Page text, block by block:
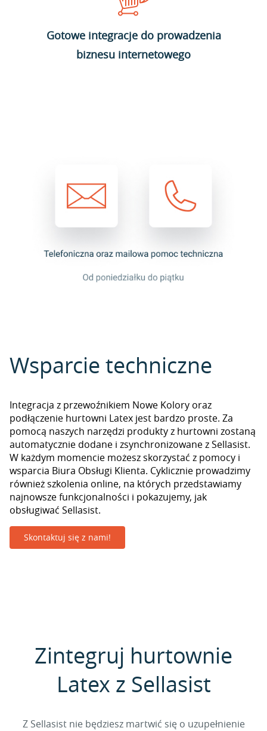
Gotowe integracje do prowadzenia
biznesu internetowego
Wsparcie techniczne
Integracja z przewoźnikiem Nowe Kolory oraz
podłączenie hurtowni Latex jest bardzo proste. Za
pomocą naszych narzędzi produkty z hurtowni zostaną
automatycznie dodane i zsynchronizowane z Sellasist.
W każdym momencie możesz skorzystać z pomocy i
wsparcia Biura Obsługi Klienta. Cyklicznie prowadzimy
również szkolenia online, na których przedstawiamy
najnowsze funkcjonalności i pokazujemy, jak
obsługiwać Sellasist.
Skontaktuj się z nami!
Zintegruj hurtownie
Latex z Sellasist
Z Sellasist nie będziesz martwić się o uzupełnienie